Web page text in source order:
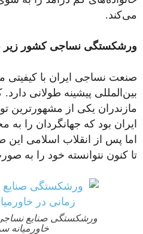
می‌کند.
ورشکستگی نساجی کشور زیر
صنعت نساجی ایران با کیفیتی
بین‌المللی پیشینه‌ طولانی
مازندران یکی از مشهورترین
ایران بود که جهانگردان را
اما پس از انقلاب اسلامی
تا کنون نتوانسته خود را به
ورشکستگی صنایع
خاورمیانه